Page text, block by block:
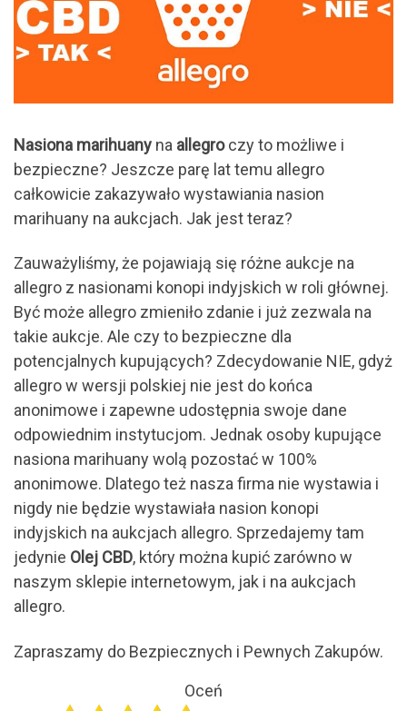
Nasiona marihuany na allegroczy to możliwe i
bezpieczne? Jeszcze parę lat temu allegro
całkowicie zakazywało wystawiania nasion
marihuany na aukcjach. Jak jest teraz?
Zauważyliśmy, że pojawiają się różne aukcje na
allegro z nasionami konopi indyjskich w roli głównej.
Być może allegro zmieniło zdanie i już zezwala na
takie aukcje. Ale czy to bezpieczne dla
potencjalnych kupujących? Zdecydowanie NIE, gdyż
allegro w wersji polskiej nie jest do końca
anonimowe i zapewne udostępnia swoje dane
odpowiednim instytucjom. Jednak osoby kupujące
nasiona marihuany wolą pozostać w 100%
anonimowe. Dlatego też nasza firma nie wystawia i
nigdy nie będzie wystawiała nasion konopi
indyjskich na aukcjach allegro. Sprzedajemy tam
jedynie Olej CBD, który można kupić zarówno w
naszym sklepie internetowym, jak i na aukcjach
allegro.
Zapraszamy do Bezpiecznych i Pewnych Zakupów.
Oceń